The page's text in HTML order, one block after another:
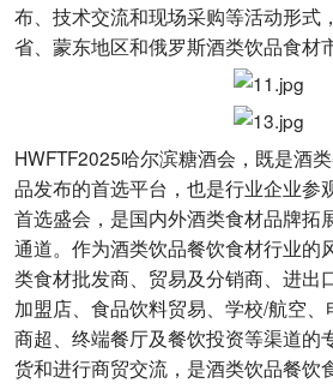
布、技术交流和现场采购等活动形式
省、蒙东地区和俄罗斯酒类饮品食材
HWFTF2025哈尔滨糖酒会，既是酒
品发布的首选平台，也是行业企业参
首选盛会，是国内外酒类食材品牌拓
通道。作为酒类饮品餐饮食材行业的
类食材批发商、贸易及分销商、进出
加盟店、食品饮料贸易、学校/航空
商超、终端餐厅及餐饮投资等渠道的
货和进行商贸交流，是酒类饮品餐饮